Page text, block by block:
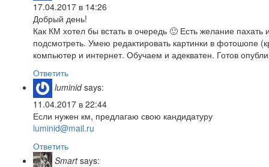
17.04.2017 в 14:26
Добрый день!
Как КМ хотел бы встать в очередь 🙂 Есть желание
подсмотреть. Умею редактировать картинки в фотошопе
компьютер и интернет. Обучаем и адекватен. Готов
Ответить
luminid says:
11.04.2017 в 22:44
Если нужен км, предлагаю свою кандидатуру
luminid@mail.ru
Ответить
Smart says: